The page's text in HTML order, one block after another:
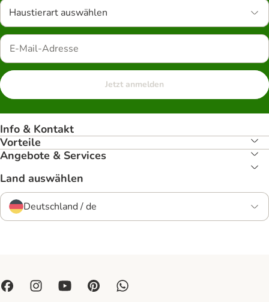
Haustierart auswählen
Jetzt anmelden
Info & Kontakt
Vorteile
Angebote & Services
Land auswählen
Deutschland / de